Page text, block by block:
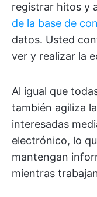
registrar hitos y
de la base de
datos. Usted
ver y realizar la
Al igual que
también agiliza
interesadas
electrónico, lo
mantengan
mientras